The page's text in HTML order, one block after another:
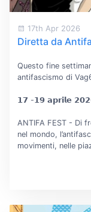
17th Apr 2026
Diretta da
Questo fine
antifascismo di
𝟭𝟳 -𝟭𝟵 𝗮𝗽𝗿𝗶𝗹𝗲
ANTIFA FEST - Di
nel mondo,
movimenti, nelle